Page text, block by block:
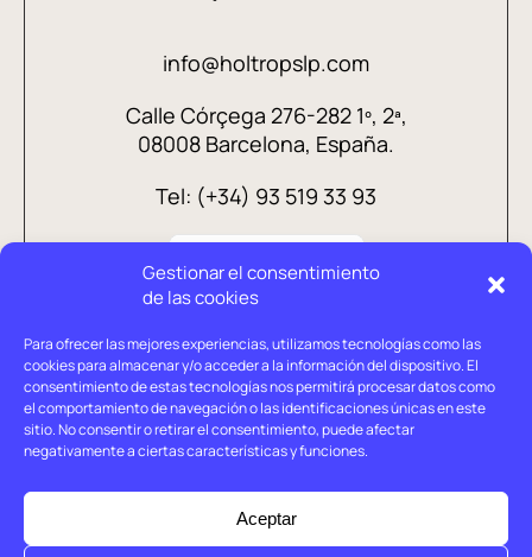
Gestionar el consentimiento
de las cookies
Para ofrecer las mejores experiencias, utilizamos tecnologías como las
cookies para almacenar y/o acceder a la información del dispositivo. El
consentimiento de estas tecnologías nos permitirá procesar datos como
el comportamiento de navegación o las identificaciones únicas en este
sitio. No consentir o retirar el consentimiento, puede afectar
negativamente a ciertas características y funciones.
Aceptar
info@holtropslp.com
Calle Córçega 276-282 1º, 2ª,
08008 Barcelona, España.
Tel: (+34) 93 519 33 93
Aviso legal
Política de privacidad
Política de cookies